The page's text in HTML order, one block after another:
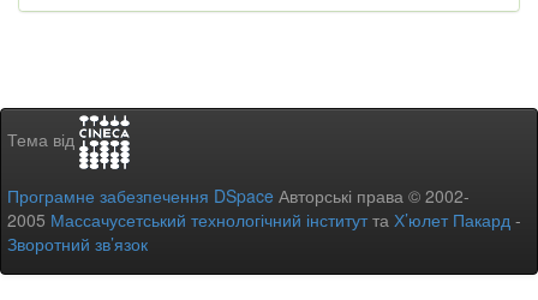
Тема від
Програмне забезпечення DSpace Авторські права © 2002-
2005 Массачусетський технологічний інститутта Х’юлет Пакард -
Зворотний зв’язок